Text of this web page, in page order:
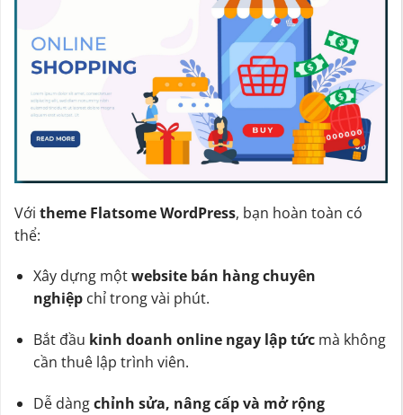
Với theme Flatsome WordPress, bạn hoàn toàn có
thể:
Xây dựng mộtwebsite bán hàng chuyên
nghiệpchỉ trong vài phút.
Bắt đầu kinh doanh online ngay lập tứcmà không
cần thuê lập trình viên.
Dễ dàngchỉnh sửa, nâng cấp và mở rộng